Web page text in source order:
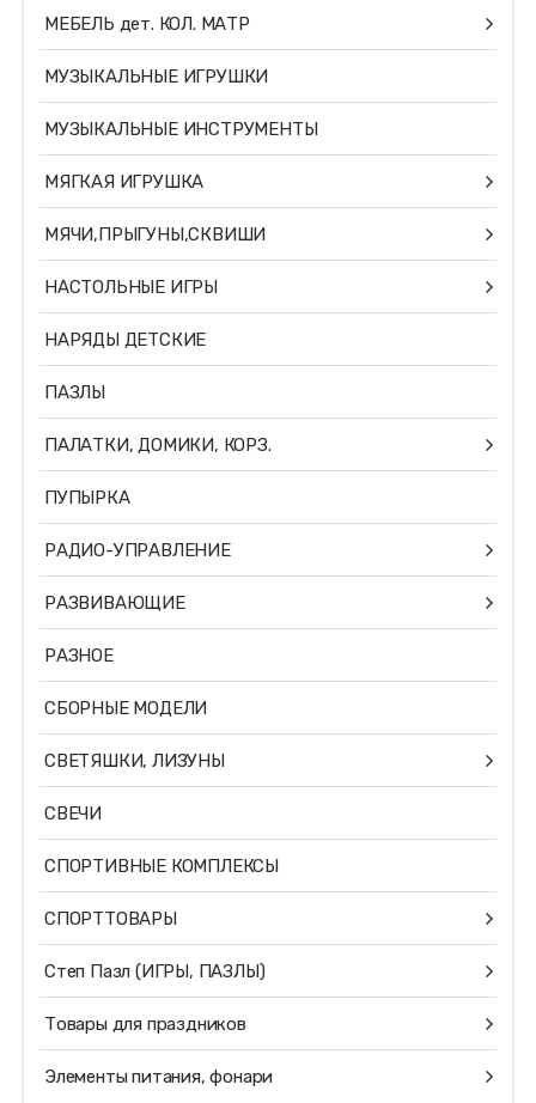
МЕБЕЛЬ дет. КОЛ. МАТР
МУЗЫКАЛЬНЫЕ ИГРУШКИ
МУЗЫКАЛЬНЫЕ ИНСТРУМЕНТЫ
МЯГКАЯ ИГРУШКА
МЯЧИ,ПРЫГУНЫ,СКВИШИ
НАСТОЛЬНЫЕ ИГРЫ
НАРЯДЫ ДЕТСКИЕ
ПАЗЛЫ
ПАЛАТКИ, ДОМИКИ, КОРЗ.
ПУПЫРКА
РАДИО-УПРАВЛЕНИЕ
РАЗВИВАЮЩИЕ
РАЗНОЕ
СБОРНЫЕ МОДЕЛИ
СВЕТЯШКИ, ЛИЗУНЫ
СВЕЧИ
СПОРТИВНЫЕ КОМПЛЕКСЫ
СПОРТТОВАРЫ
Степ Пазл (ИГРЫ, ПАЗЛЫ)
Товары для праздников
Элементы питания, фонари